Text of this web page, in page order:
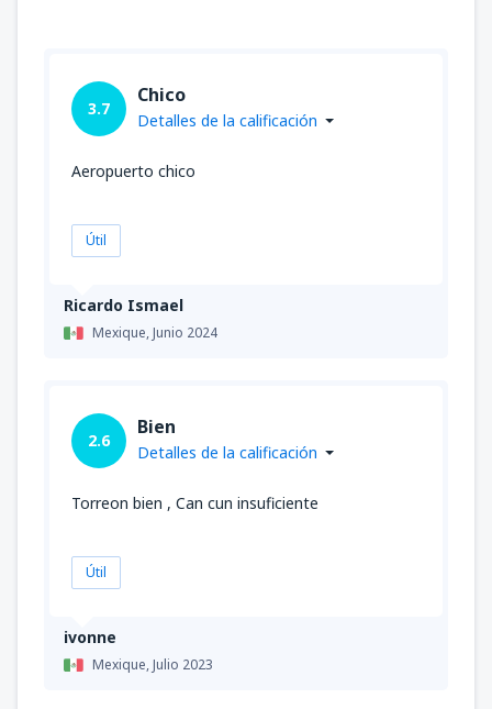
Ricardo Ismael
Mexique,Junio 2024
3.7
Chico
Detalles de la calificación
Aeropuerto chico
Útil
ivonne
Mexique,Julio 2023
2.6
Bien
Detalles de la calificación
Torreon bien , Can cun insuficiente
Útil